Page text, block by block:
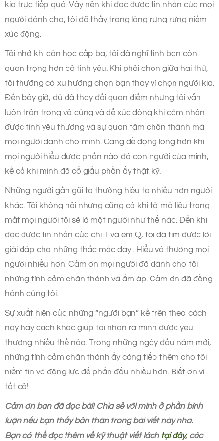
kia trực tiếp quá. Vậy nên khi đọc được tin nhắn của mọi
người dành cho, tôi đã thấy trong lòng rưng rưng niềm
xúc động.
Tôi nhớ khi còn học cấp ba, tôi đã nghĩ tình bạn còn
quan trọng hơn cả tình yêu. Khi phải chọn giữa hai thứ,
tôi thường có xu hướng chọn bạn thay vì chọn người kia.
Đến bây giờ, dù đã thay đổi quan điểm nhưng tôi vẫn
luôn trân trọng vô cùng và dễ xúc động khi cảm nhận
được tình yêu thương và sự quan tâm chân thành mà
mọi người dành cho mình. Càng dễ động lòng hơn khi
mọi người hiểu được phần nào đó con người của mình,
kể cả khi mình đã cố giấu phần ấy thật kỹ.
Những người gần gũi ta thường hiểu ta nhiều hơn người
khác. Tôi không hỏi nhưng cũng có khi tò mò liệu trong
mắt mọi người tôi sẽ là một người như thế nào. Đến khi
đọc được tin nhắn của chị T và em Q, tôi đã tìm được lời
giải đáp cho những thắc mắc đay . Hiểu và thương mọi
người nhiều hơn. Cảm ơn mọi người đã dành cho tôi
những tình cảm chân thành và ấm áp. Cảm ơn đã đồng
hành cùng tôi.
Sự xuất hiện của những “người bạn” kể trên theo cách
này hay cách khác giúp tôi nhận ra mình được yêu
thương nhiều thế nào. Trong những ngày đầu năm mới,
những tình cảm chân thành ấy càng tiếp thêm cho tôi
niềm tin và động lực để phấn đấu nhiều hơn. Biết ơn vì
tất cả!
Cảm ơn bạn đã đọc bài! Chia sẻ với mình ở phần bình
luận nếu bạn thấy bản thân trong bài viết này nha.
Bạn có thể đọc thêm về kỹ thuật viết lách tại đây, các